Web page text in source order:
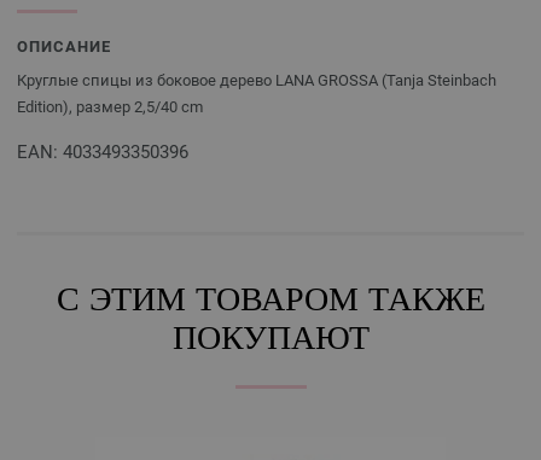
ОПИСАНИЕ
Круглые спицы из боковое дерево LANA GROSSA (Tanja Steinbach
Edition), размер 2,5/40 cm
EAN: 4033493350396
С ЭТИМ ТОВАРОМ ТАКЖЕ
ПОКУПАЮТ